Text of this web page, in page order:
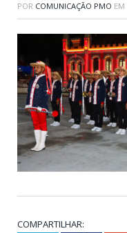
POR COMUNICAÇÃO PMO EM
COMPARTILHAR: